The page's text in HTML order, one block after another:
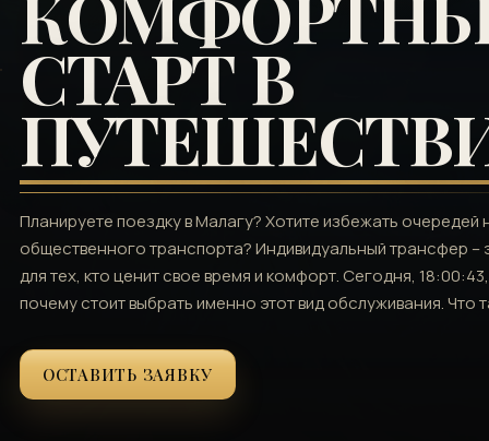
СТАРТ В
Планируете поездку в Малагу? Хотите избежать очередей
общественного транспорта? Индивидуальный трансфер
для тех, кто ценит свое время и комфорт. Сегодня,
почему стоит выбрать именно этот вид обслуживания. Что
ОСТАВИТЬ ЗАЯВКУ